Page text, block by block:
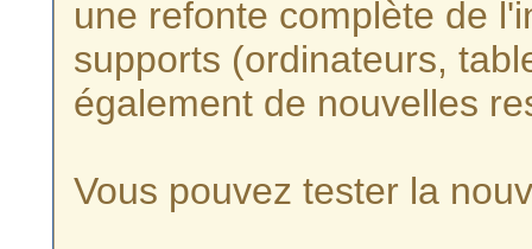
une refonte complète de
supports (ordinateurs,
également de nouvelles
Vous pouvez tester la